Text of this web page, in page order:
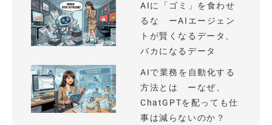
AIに「ゴミ」を食わせ
るな ーAIエージェン
トが賢くなるデータ、
バカになるデータ
AIで業務を自動化する
方法とは ーなぜ、
ChatGPTを配っても仕
事は減らないのか？